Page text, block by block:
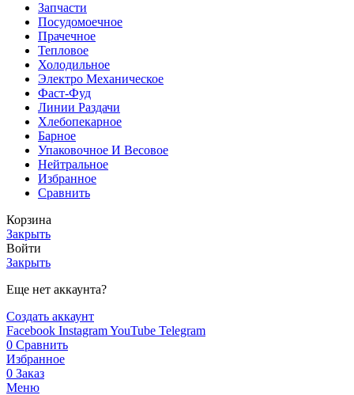
Запчасти
Посудомоечное
Прачечное
Тепловое
Холодильное
Электро Механическое
Фаст-Фуд
Линии Раздачи
Хлебопекарное
Барное
Упаковочное И Весовое
Нейтральное
Избранное
Сравнить
Корзина
Закрыть
Войти
Закрыть
Еще нет аккаунта?
Создать аккаунт
Facebook InstagramYouTube Telegram
0 Сравнить
Избранное
0 Заказ
Меню